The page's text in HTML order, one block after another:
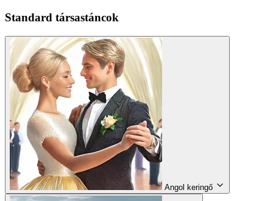
Standard társastáncok
Angol keringő